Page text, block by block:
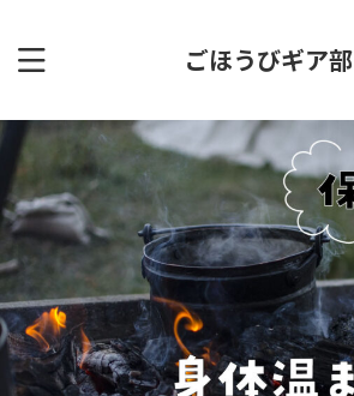
ごほうびギア部